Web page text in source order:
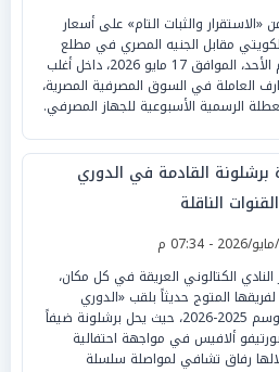
«الاستقرار والثبات التام» على أسعار
مقابل الجنيه المصري في مطلع
تعاملات اليوم الأحد، الموافق 17 مايو 2026، داخل أغلب
العاملة في السوق المصرفية المصرية،
الرسمية الأسبوعية للجهاز المصرفي.
برشلونة القادمة في الدوري
الناقلة
الكتالوني العريقة في كل مكان،
المتوج حديثاً بلقب «الدوري
الإسباني» لموسم 2025-2026، حيث يحل برشلونة ضيفاً
ألافيس في مواجهة احتفالية
رفاق تشافي لمواصلة سلسلة